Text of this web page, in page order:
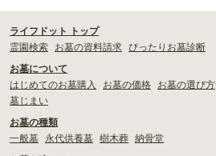
ライフドット トップ
霊園検索
お墓の資料請求 ぴったりお墓診断
お墓について
はじめてのお墓購入
お墓の価格 お墓の選び方
墓じまい
お墓の種類
一般墓
永代供養墓 樹木葬 納骨堂